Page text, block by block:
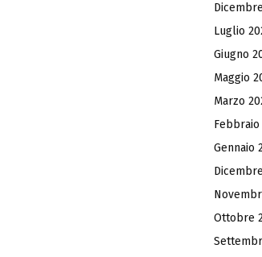
Luglio
Giugno
Maggio
Marzo
Febbraio
Gennaio
Ottobre